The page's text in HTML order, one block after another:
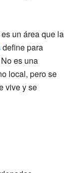
un área que la
define para
es una
local, pero se
vive y se